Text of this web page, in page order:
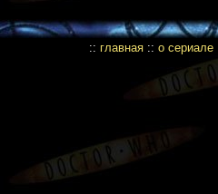
:: главная :: о сериале